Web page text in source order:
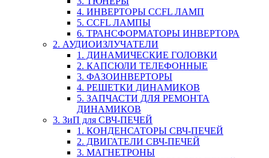
4. ИНВЕРТОРЫ CCFL ЛАМП
5. CCFL ЛАМПЫ
6. ТРАНСФОРМАТОРЫ ИНВЕРТОРА
2. АУДИОИЗЛУЧАТЕЛИ
1. ДИНАМИЧЕСКИЕ ГОЛОВКИ
2. КАПСЮЛИ ТЕЛЕФОННЫЕ
3. ФАЗОИНВЕРТОРЫ
4. РЕШЕТКИ ДИНАМИКОВ
5. ЗАПЧАСТИ ДЛЯ РЕМОНТА
ДИНАМИКОВ
3. ЗиП для СВЧ-ПЕЧЕЙ
1. КОНДЕНСАТОРЫ СВЧ-ПЕЧЕЙ
2. ДВИГАТЕЛИ СВЧ-ПЕЧЕЙ
3. МАГНЕТРОНЫ